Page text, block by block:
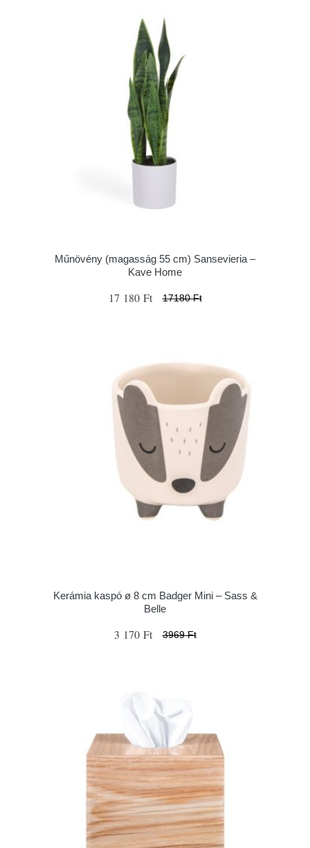
Műnövény (magasság 55 cm) Sansevieria –
Kave Home
17 180 Ft 17180 Ft
Kerámia kaspó ø 8 cm Badger Mini – Sass &
Belle
3 170 Ft 3969 Ft